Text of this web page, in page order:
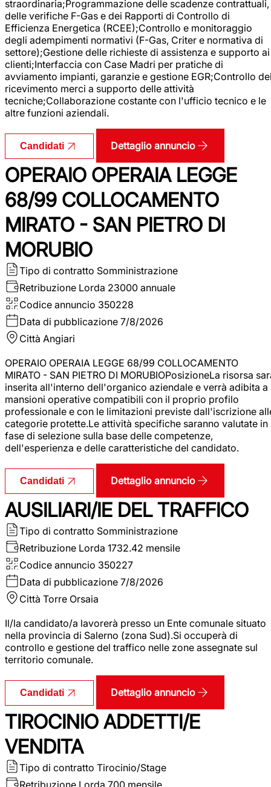
straordinaria;Programmazione delle scadenze contrattuali,
delle verifiche F-Gas e dei Rapporti di Controllo di
Efficienza Energetica (RCEE);Controllo e monitoraggio
degli adempimenti normativi (F-Gas, Criter e normativa di
settore);Gestione delle richieste di assistenza e supporto ai
clienti;Interfaccia con Case Madri per pratiche di
avviamento impianti, garanzie e gestione EGR;Controllo
ricevimento merci a supporto delle attività
tecniche;Collaborazione costante con l'ufficio tecnico e le
altre funzioni aziendali.
Candidati Dettaglio annuncio
OPERAIO OPERAIA LEGGE
68/99 COLLOCAMENTO
MIRATO - SAN PIETRO DI
MORUBIO
Tipo di contratto Somministrazione
Retribuzione Lorda 23000 annuale
Codice annuncio 350228
Data di pubblicazione 7/8/2026
Città Angiari
OPERAIO OPERAIA LEGGE 68/99 COLLOCAMENTO
MIRATO - SAN PIETRO DI MORUBIOPosizioneLa risorsa
inserita all'interno dell'organico aziendale e verrà adibita a
mansioni operative compatibili con il proprio profilo
professionale e con le limitazioni previste dall'iscrizione
categorie protette.Le attività specifiche saranno valutate in
fase di selezione sulla base delle competenze,
dell'esperienza e delle caratteristiche del candidato.
Candidati Dettaglio annuncio
AUSILIARI/IE DEL TRAFFICO
Tipo di contratto Somministrazione
Retribuzione Lorda 1732.42 mensile
Codice annuncio 350227
Data di pubblicazione 7/8/2026
Città Torre Orsaia
Il/la candidato/a lavorerà presso un Ente comunale situato
nella provincia di Salerno (zona Sud).Si occuperà di
controllo e gestione del traffico nelle zone assegnate sul
territorio comunale.
Candidati Dettaglio annuncio
TIROCINIO ADDETTI/E
VENDITA
Tipo di contratto Tirocinio/Stage
Retribuzione Lorda 700 mensile